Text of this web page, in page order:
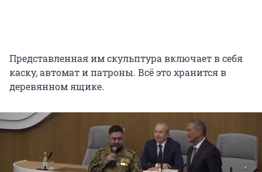
Представленная им скульптура включает в себя
каску, автомат и патроны. Всё это хранится в
деревянном ящике.